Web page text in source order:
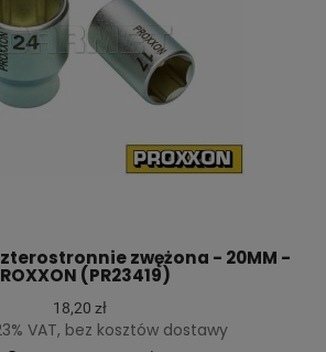
zwężona - 20MM -
(PR23419)
18,20 zł
VAT, bez kosztów dostawy